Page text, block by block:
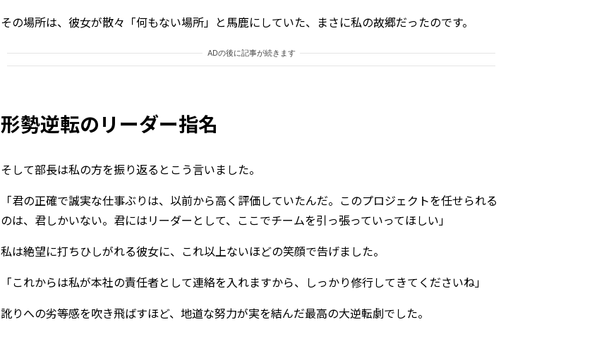
その場所は、彼女が散々「何もない場所」と馬鹿にしていた、まさに私の故郷だったのです。
ADの後に記事が続きます
形勢逆転のリーダー指名
そして部長は私の方を振り返るとこう言いました。
「君の正確で誠実な仕事ぶりは、以前から高く評価していたんだ。このプロジェクトを任せられる
のは、君しかいない。君にはリーダーとして、ここでチームを引っ張っていってほしい」
私は絶望に打ちひしがれる彼女に、これ以上ないほどの笑顔で告げました。
「これからは私が本社の責任者として連絡を入れますから、しっかり修行してきてくださいね」
訛りへの劣等感を吹き飛ばすほど、地道な努力が実を結んだ最高の大逆転劇でした。